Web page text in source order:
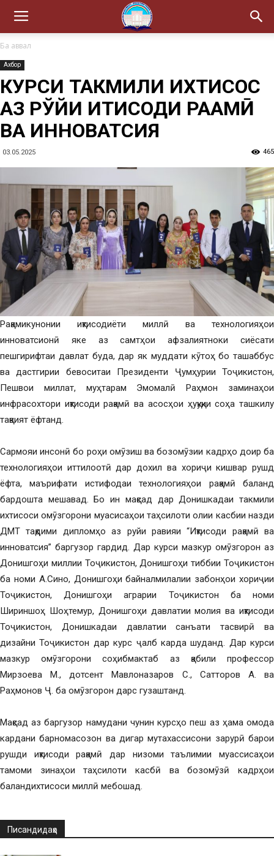
Ба аввал
Ахбор
КУРСИ ТАКМИЛИ ИХТИСОС
АЗ РЎЙИ ИҚТИСОДИ РАҚАМӢ
ВА ИННОВАТСИЯ
03.05.2025 465
Рақамикунонии иқтисодиёти миллӣ ва технологияҳои
инноватсионӣ яке аз самтҳои афзалиятноки сиёсати
пешгирифтаи давлат буда, дар як муддати кӯтоҳ бо ташаббус
ва дастгирии бевоситаи Президенти Ҷумҳурии Тоҷикистон,
Пешвои миллат, муҳтарам Эмомалӣ Раҳмон заминаҳои
инфрасохтори иқтисоди рақамӣ ва асосҳои ҳуқуқии соҳа ташкилу
тақвият ёфтанд.
Сармояи инсонӣ бо роҳи омӯзиш ва бозомӯзии кадрҳо доир ба
технологияҳои иттилоотӣ дар дохил ва хориҷи кишвар рушд
ёфта, маърифати истифодаи технологияҳои рақамӣ баланд
бардошта мешавад. Бо ин мақсад дар Донишкадаи такмили
ихтисоси омӯзгорони муасисаҳои таҳсилоти олии касбии назди
ДМТ тақдими дипломҳо аз руйи равияи “Иқтисоди рақамӣ ва
инноватсия” баргузор гардид. Дар курси мазкур омӯзгорон аз
Донишгоҳи миллии Тоҷикистон, Донишгоҳи тиббии Тоҷикистон
ба номи А.Сино, Донишгоҳи байналмилалии забонҳои хориҷии
Тоҷикистон, Донишгоҳи аграрии Тоҷикистон ба номи
Шириншоҳ Шоҳтемур, Донишгоҳи давлатии молия ва иқтисоди
Тоҷикистон, Донишкадаи давлатии санъати тасвирӣ ва
дизайни Тоҷикистон дар курс ҷалб карда шуданд. Дар курси
мазкур омӯзгорони соҳибмактаб аз қабили профессор
Мирзоева М., дотсент Мавлоназаров С., Сатторов А. ва
Раҳмонов Ҷ. ба омӯзгорон дарс гузаштанд.
Мақсад аз баргузор намудани чунин курсҳо пеш аз ҳама омода
кардани барномасозон ва дигар мутахассисони зарурӣ барои
рушди иқтисоди рақамӣ дар низоми таълимии муассисаҳои
тамоми зинаҳои таҳсилоти касбӣ ва бозомӯзӣ кадрҳои
баландихтисоси миллӣ мебошад.
Писандидаҳо